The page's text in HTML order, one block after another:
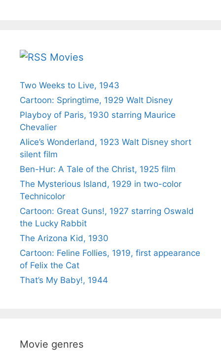
Movies
Two Weeks to Live, 1943
Cartoon: Springtime, 1929 Walt Disney
Playboy of Paris, 1930 starring Maurice
Chevalier
Alice’s Wonderland, 1923 Walt Disney short
silent film
Ben-Hur: A Tale of the Christ, 1925 film
The Mysterious Island, 1929 in two-color
Technicolor
Cartoon: Great Guns!, 1927 starring Oswald
the Lucky Rabbit
The Arizona Kid, 1930
Cartoon: Feline Follies, 1919, first appearance
of Felix the Cat
That’s My Baby!, 1944
Movie genres